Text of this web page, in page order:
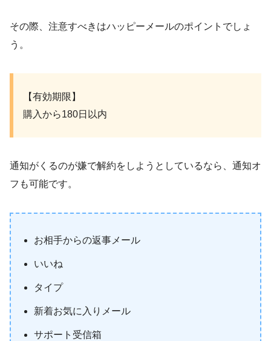
その際、注意すべきはハッピーメールのポイントでしょ
う。
【有効期限】
購入から180日以内
通知がくるのが嫌で解約をしようとしているなら、通知オ
フも可能です。
お相手からの返事メール
いいね
タイプ
新着お気に入りメール
サポート受信箱